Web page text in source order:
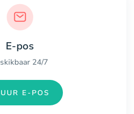
E-pos
24/7
E-POS